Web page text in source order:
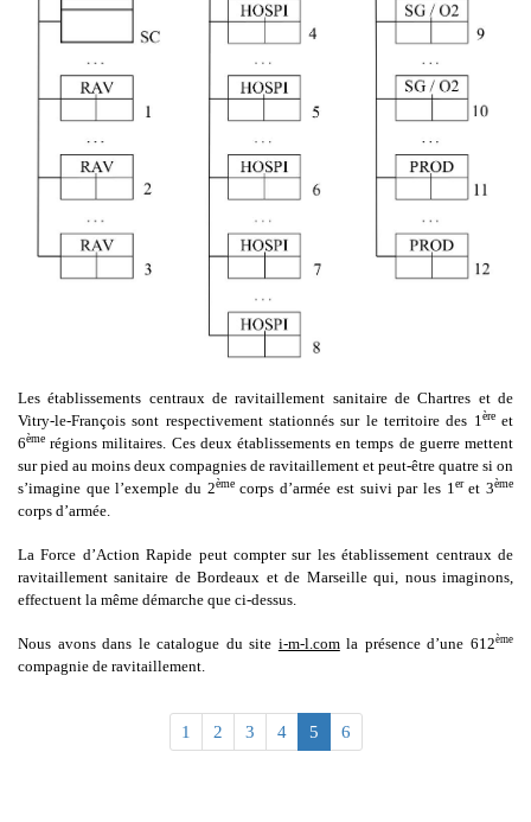
Les établissements centraux de ravitaillement sanitaire de Chartres et de
Vitry-le-François sont respectivement stationnés sur le territoire des 1 èreet
6ème régions militaires. Ces deux établissements en temps de guerre mettent
sur pied au moins deux compagnies de ravitaillement et peut-être quatre si on
s’imagine que l’exemple du 2èmecorps d’armée est suivi par les 1 eret 3ème
corps d’armée.
La Force d’Action Rapide peut compter sur les établissement centraux de
ravitaillement sanitaire de Bordeaux et de Marseille qui, nous imaginons,
effectuent la même démarche que ci-dessus.
Nous avons dans le catalogue du site i-m-l.comla présence d’une 612ème
compagnie de ravitaillement.
1 2 3 4 5 6